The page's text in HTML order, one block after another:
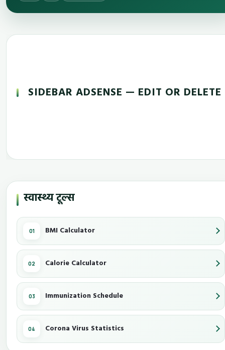
SIDEBAR ADSENSE — EDIT OR DELETE
स्वास्थ्य टूल्स
BMI Calculator
Calorie Calculator
Immunization Schedule
Corona Virus Statistics